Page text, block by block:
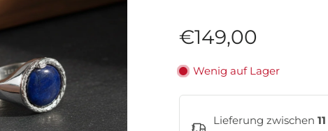
€149,00
Wenig auf Lager
Lieferung zwischen